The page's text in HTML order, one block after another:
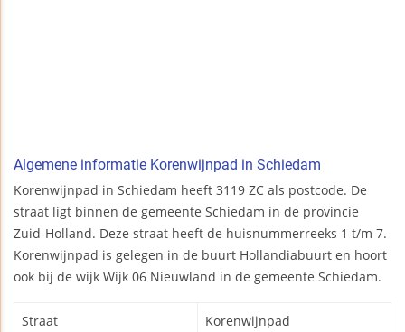
Algemene informatie Korenwijnpad in Schiedam
Korenwijnpad in Schiedam heeft 3119 ZC als postcode. De
straat ligt binnen de gemeente Schiedam in de provincie
Zuid-Holland. Deze straat heeft de huisnummerreeks 1 t/m 7.
Korenwijnpad is gelegen in de buurt Hollandiabuurt en hoort
ook bij de wijk Wijk 06 Nieuwland in de gemeente Schiedam.
Straat Korenwijnpad